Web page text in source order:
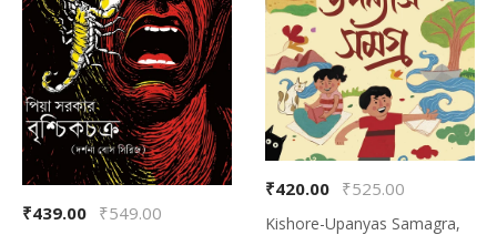
₹439.00 ₹549.00
₹420.00 ₹525.00
Kishore-Upanyas Samagra,